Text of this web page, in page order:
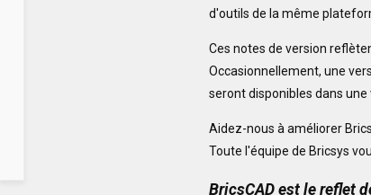
d'outils de la même
Ces notes de version
Occasionnellement, une
seront disponibles dans
Aidez-nous à améliorer
Toute l'équipe de Bricsys
BricsCAD est le reflet